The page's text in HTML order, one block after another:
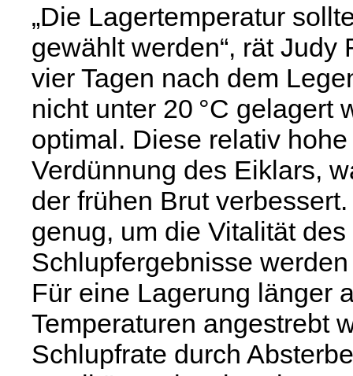
„Die Lagertemperatur
gewählt werden“, rät
vier Tagen nach dem
nicht unter 20 °C gelagert
optimal. Diese relativ
Verdünnung des Eiklars,
der frühen Brut
genug, um die Vitalität
Schlupfergebnisse
Für eine Lagerung länger
Temperaturen angestrebt
Schlupfrate durch